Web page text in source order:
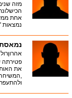
מזה
אחת
נמצאות
אהרוןרול
את האות
,המשיחה